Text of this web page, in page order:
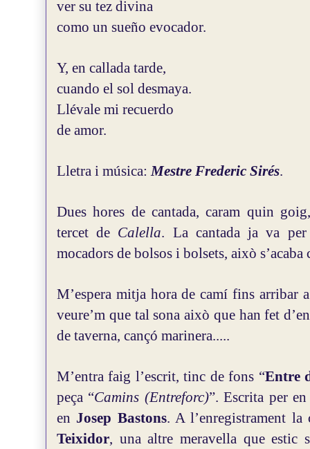
ver su tez divina
como un sueño evocador.
Y, en callada tarde,
cuando el sol desmaya.
Llévale mi recuerdo
de amor.
Lletra i música:Mestre Frederic Sirés.
Dues hores de cantada, caram quin
tercet de Calella. La cantada ja va
mocadors de bolsos i bolsets, això s’acaba
M’espera mitja hora de camí fins arribar
veure’m que tal sona això que han fet
de taverna, cançó marinera.....
M’entra faig l’escrit, tinc de fons “Entre
peça “Camins (Entreforc)”. Escrita per
en Josep Bastons. A l’enregistrament
Teixidor, una altre meravella que estic